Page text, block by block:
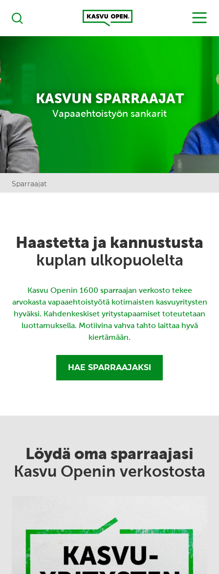
Haku
Kasvu Open
MENU
KASVUN SPARRAAJAT
Vapaaehtoistyön sankarit
Sparraajat
Haastetta ja kannustusta
kuplan ulkopuolelta
Kasvu Openin 1600 sparraajan verkosto tekee
arvokasta vapaaehtoistyötä kotimaisten kasvuyritysten
hyväksi. Kahdenkeskiset yritystapaamiset toteutetaan
luottamuksella. Motiivina vahva tahto laittaa hyvä
kiertämään.
HAE SPARRAAJAKSI
Löydä oma sparraajasi
Kasvu Openin verkostosta